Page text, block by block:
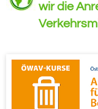
wir die